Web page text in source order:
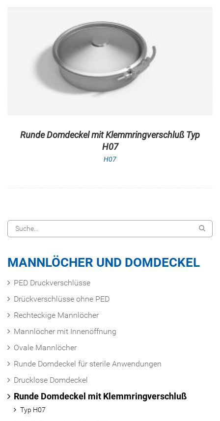
Runde Domdeckel mit Klemmringverschluß Typ
H07
H07
MANNLÖCHER UND DOMDECKEL
PED Druckverschlüsse
Drückverschlüsse ohne PED
Rechteckige Mannlöcher
Mannlöcher mit Innenöffnung
Ovale Mannlöcher
Runde Domdeckel für sterile Anwendungen
Drucklose Domdeckel
Runde Domdeckel mit Klemmringverschluß
Typ H07